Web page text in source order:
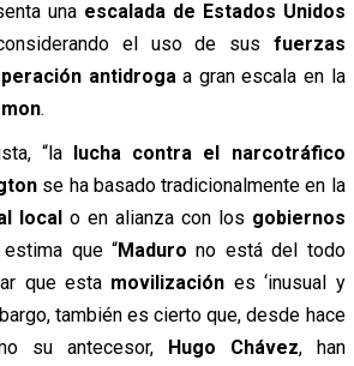
una escalada de Estados Unidos
el uso de sus fuerzas
antidroga a gran escala en la
.
“la lucha contra el narcotráfico
se ha basado tradicionalmente en la
localo en alianza con los gobiernos
que “Maduro no está del todo
que esta movilización es ‘inusual y
también es cierto que, desde hace
su antecesor, Hugo Chávez, han